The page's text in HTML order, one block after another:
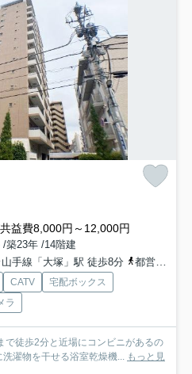
益費8,000円～12,000円
築23年 /14階建
山手線「大塚」駅 徒歩8分 都営三田線「千石」駅 徒歩14分
CATV
宅配ボックス
ラ
で徒歩2分と近場にコンビニがあるの
濯物を干せる浴室乾燥機... もっと見